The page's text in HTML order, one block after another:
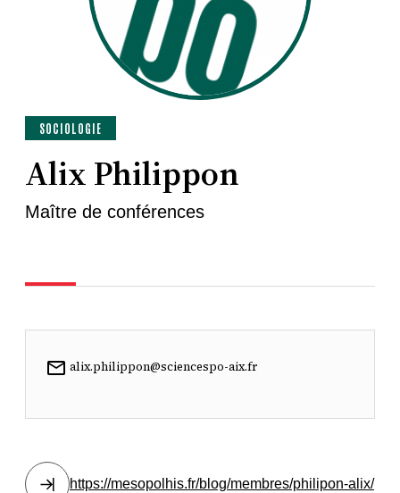
SOCIOLOGIE
Alix Philippon
Maître de conférences
alix.philippon@sciencespo-aix.fr
https://mesopolhis.fr/blog/membres/philipon-alix/